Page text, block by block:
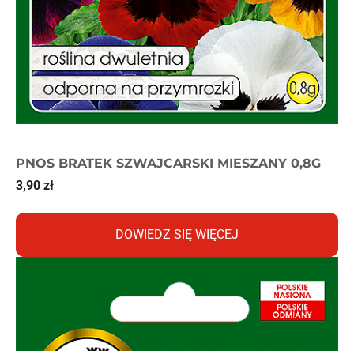
PNOS BRATEK SZWAJCARSKI MIESZANY 0,8G
3,90 zł
DOWIEDZ SIĘ WIĘCEJ